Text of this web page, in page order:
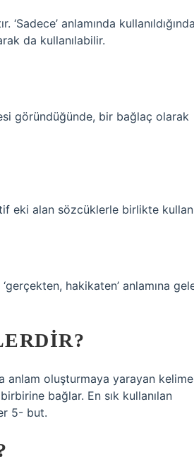
‘Sadece’ anlamında kullanıldığında
da kullanılabilir.
göründüğünde, bir bağlaç olarak
eki alan sözcüklerle birlikte
hakikaten’ anlamına
anlam oluşturmaya yarayan
bağlar. En sık kullanılan
5- but.